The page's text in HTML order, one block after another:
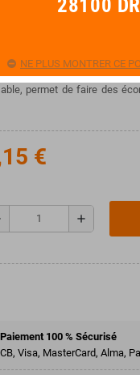
permet de faire des
€
add
Paiement 100 % Sécurisé
CB, Visa, MasterCard, Alma,
28100
NE PLUS MONTRER CE